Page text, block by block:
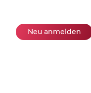
Neu anmelden